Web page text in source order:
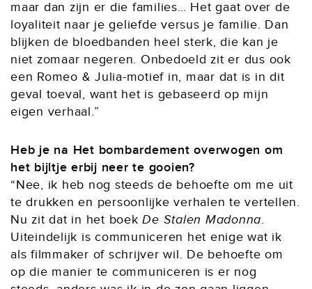
maar dan zijn er die families… Het gaat over de
loyaliteit naar je geliefde versus je familie. Dan
blijken de bloedbanden heel sterk, die kan je
niet zomaar negeren. Onbedoeld zit er dus ook
een Romeo & Julia-motief in, maar dat is in dit
geval toeval, want het is gebaseerd op mijn
eigen verhaal.”
Heb je na Het bombardement overwogen om
het bijltje erbij neer te gooien?
“Nee, ik heb nog steeds de behoefte om me uit
te drukken en persoonlijke verhalen te vertellen.
Nu zit dat in het boekDe Stalen Madonna.
Uiteindelijk is communiceren het enige wat ik
als filmmaker of schrijver wil. De behoefte om
op die manier te communiceren is er nog